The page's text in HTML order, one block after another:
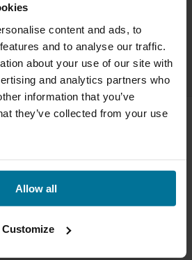
content and ads, to
and to analyse our traffic.
about your use of our site with
and analytics partners who
information that you’ve
they’ve collected from your use
Allow all
Customize
of online store bij jou in de buurt